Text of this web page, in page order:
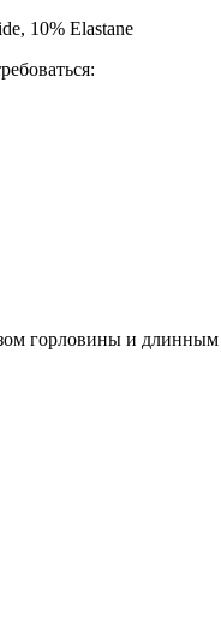
10% Elastane
горловины и